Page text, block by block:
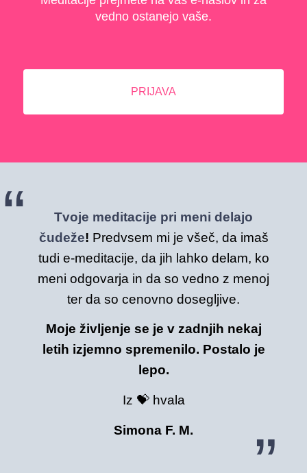
vedno ostanejo vaše.
PRIJAVA
Tvoje meditacije pri meni delajo
čudeže! Predvsem mi je všeč, da imaš
tudi e-meditacije, da jih lahko delam, ko
meni odgovarja in da so vedno z menoj
ter da so cenovno dosegljive.
Moje življenje se je v zadnjih nekaj
letih izjemno spremenilo. Postalo je
lepo.
Iz 💝 hvala
Simona F. M.